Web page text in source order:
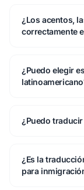
¿Los acentos,
correctamente
¿Puedo elegir
¿Puedo
¿Es la
para